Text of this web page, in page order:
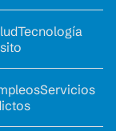
Tecnología
Servicios